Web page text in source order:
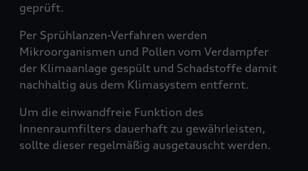
geprüft.
Per Sprühlanzen-Verfahren werden
Mikroorganismen und Pollen vom Verdampfer
der Klimaanlage gespült und Schadstoffe damit
nachhaltig aus dem Klimasystem entfernt.
Um die einwandfreie Funktion des
Innenraumfilters dauerhaft zu gewährleisten,
sollte dieser regelmäßig ausgetauscht werden.